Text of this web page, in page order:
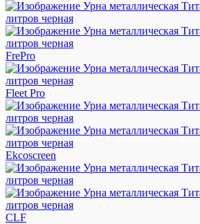
FrePro
Fleet Pro
Ekcoscreen
CLF